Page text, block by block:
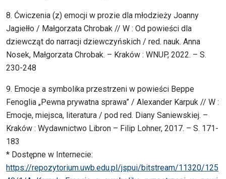
8. Ćwiczenia (z) emocji w prozie dla młodzieży Joanny
Jagiełło / Małgorzata Chrobak // W : Od powieści dla
dziewcząt do narracji dziewczyńskich / red. nauk. Anna
Nosek, Małgorzata Chrobak. – Kraków : WNUP, 2022. – S.
230-248
9. Emocje a symbolika przestrzeni w powieści Beppe
Fenoglia „Pewna prywatna sprawa” / Alexander Karpuk // W :
Emocje, miejsca, literatura / pod red. Diany Saniewskiej. –
Kraków : Wydawnictwo Libron – Filip Lohner, 2017. – S. 171-
183
* Dostępne w Internecie:
https://repozytorium.uwb.edu.pl/jspui/bitstream/11320/125